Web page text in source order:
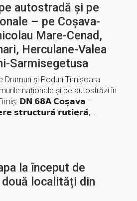
autostradă și pe
– pe Coșava-
Mare-Cenad,
Herculane-Valea
Sarmisegetusa
Drumuri și Poduri Timișoara
naționale și pe autostrăzi în
Timiș: 𝗗𝗡 𝟲𝟴𝗔 𝗖𝗼𝘀̦𝗮𝘃𝗮 –
𝘀𝘁𝗿𝘂𝗰𝘁𝘂𝗿𝗮̆ 𝗿𝘂𝘁𝗶𝗲𝗿𝗮̆,…
la început de
localități din